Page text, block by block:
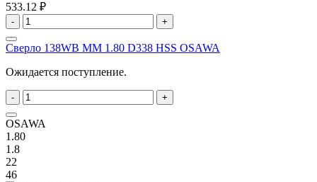
533.12 ₽
- +
Сверло 138WB MM 1.80 D338 HSS OSAWA
Ожидается поступление.
- +
OSAWA
1.80
1.8
22
46